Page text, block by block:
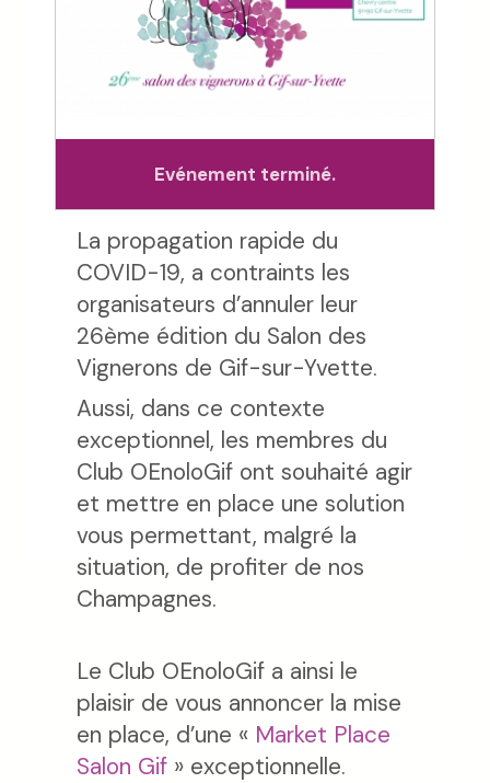
Evénement terminé.
La propagation rapide du
COVID-19, a contraints les
organisateurs d’annuler leur
26ème édition du Salon des
Vignerons de Gif-sur-Yvette.
Aussi, dans ce contexte
exceptionnel, les membres du
Club OEnoloGif ont souhaité agir
et mettre en place une solution
vous permettant, malgré la
situation, de profiter de nos
Champagnes.
Le Club OEnoloGif a ainsi le
plaisir de vous annoncer la mise
en place, d’une « Market Place
Salon Gif » exceptionnelle.